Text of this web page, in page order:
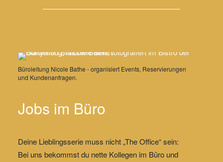
Büroleitung Nicole Bathe - organisiert Events, Reservierungen
und Kundenanfragen.
Jobs im Büro
Deine Lieblingsserie muss nicht „The Office“ sein:
Bei uns bekommst du nette Kollegen im Büro und